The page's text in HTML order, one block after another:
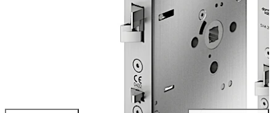
Bedrijfsmodi: Directe aansluiting op CAN-/DCW®-BUS
producten bijv: ED 100/250, als een stand-alone
systeem met een volledige reeks functies via de externe
besturing SVP-S 4x DCW of stand-alone (functie: alleen
Het slot is geschikt voor gebruik in vlucht- en
reddingswegen volgens EN 179 en volgens EN 1125 voor